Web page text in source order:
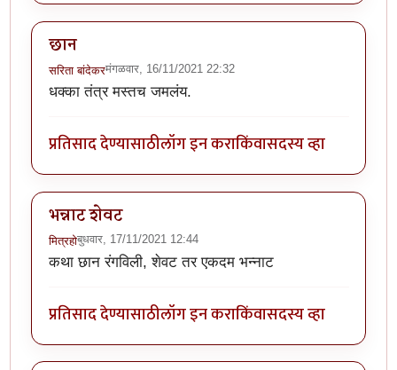
छान
सरिता बांदेकरमंगळवार, 16/11/2021 22:32
धक्का तंत्र मस्तच जमलंय.
प्रतिसाद देण्यासाठीलॉग इन कराकिंवासदस्य व्हा
भन्नाट शेवट
मित्रहोबुधवार, 17/11/2021 12:44
कथा छान रंगविली, शेवट तर एकदम भन्नाट
प्रतिसाद देण्यासाठीलॉग इन कराकिंवासदस्य व्हा